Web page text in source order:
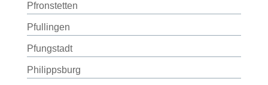
Pfronstetten
Pfullingen
Pfungstadt
Philippsburg